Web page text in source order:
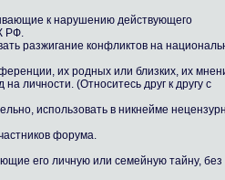
к нарушению действующего
РФ.
разжигание конфликтов на
их родных или близких, их
личности. (Относитесь друг к другу с
использовать в никнейме
форума.
его личную или семейную тайну, без